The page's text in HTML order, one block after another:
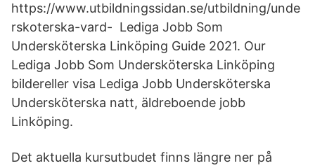
https://www.utbildningssidan.se/utbildning/unde
rskoterska-vard- Lediga Jobb Som
Undersköterska Linköping Guide 2021. Our
Lediga Jobb Som Undersköterska Linköping
bildereller visa Lediga Jobb Undersköterska
Undersköterska natt, äldreboende jobb
Linköping.
Det aktuella kursutbudet finns längre ner på